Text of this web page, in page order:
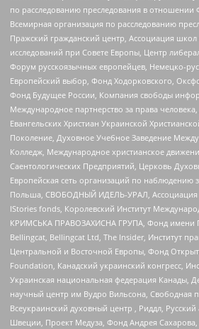
по расследованию преследования в отношении
Всемирная организация по расследованию
Пражский гражданский центр, Ассоциация школ
исследований при Совете Европы, Центр
Форум русскоязычных европейцев, Немецко-
Европейский выбор, Фонд Ходорковского,
Фонд Будущее России, Компания свободы
Международное партнерство за права
Евангельских Христиан Украинской
Поколение, Духовное Учебное Заведение
Колледж, Международное христианское
Саентологических Предприятий, Церковь
Европейская сеть организаций по наблюдению
Польша, СВОБОДНЫЙ ИДЕЛЬ-УРАЛ, Ассоциация
IStories fonds, Королевский Институт
КРИМСЬКА ПРАВОЗАХИСНА ГРУПА, Фонд имени
Bellingcat, Bellingcat Ltd, The Insider, Институт
Центральной и Восточной Европы, Фонд
Foundation, Канадский украинский конгресс,
Украинская национальная федерация Канады,
научный центр им Вудро Вильсона, Свободная
Всеукраинский духовный центр , Риддл,
Швеции, Проект Медуза, Фонд Андрея